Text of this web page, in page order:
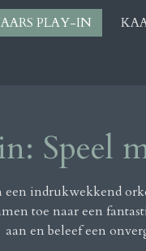
PLAY-IN
Speel
indrukwekkend
toe naar een
aan en beleef een